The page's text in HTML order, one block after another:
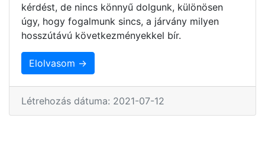
kérdést, de nincs könnyű dolgunk, különösen
úgy, hogy fogalmunk sincs, a járvány milyen
hosszútávú következményekkel bír.
Elolvasom →
Létrehozás dátuma: 2021-07-12